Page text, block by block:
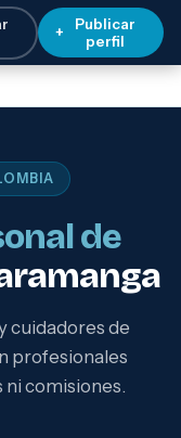
+
Publicar
perfil
de
cuidadores de
profesionales
comisiones.